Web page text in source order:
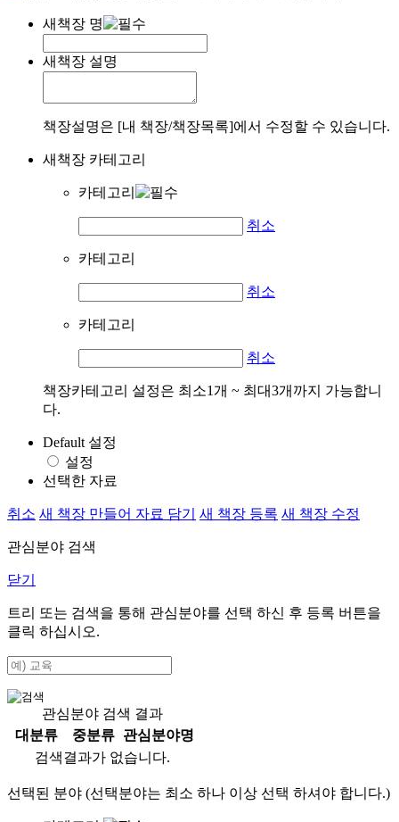
새책장 명
새책장 설명
책장설명은 [내 책장/책장목록]에서 수정할 수 있습니다.
새책장 카테고리
카테고리
취소
카테고리
취소
카테고리
취소
책장카테고리 설정은 최소1개 ~ 최대3개까지 가능합니
다.
Default 설정
설정
선택한 자료
취소 새 책장 만들어 자료 담기 새 책장 등록 새 책장 수정
관심분야 검색
닫기
트리 또는 검색을 통해 관심분야를 선택 하신 후 등록 버튼을
클릭 하십시오.
관심분야 검색 결과
대분류
중분류
관심분야명
검색결과가 없습니다.
선택된 분야 (선택분야는 최소 하나 이상 선택 하셔야 합니다.)